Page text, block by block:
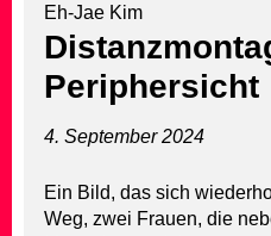
Eh-Jae Kim
Periphersicht
4. September 2024
Ein Bild, das sich
Weg, zwei Frauen, die